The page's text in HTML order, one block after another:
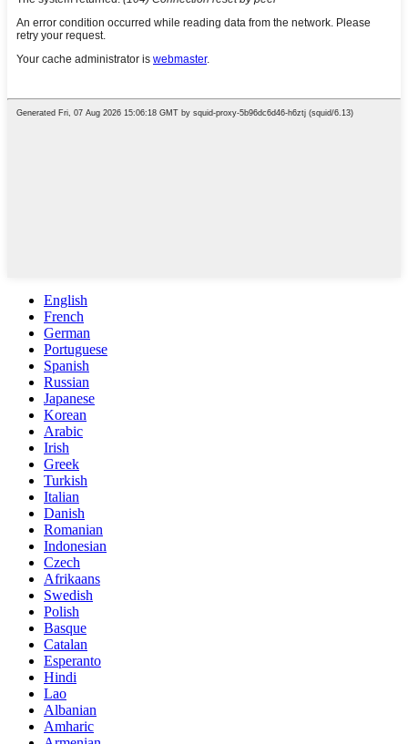
English
French
German
Portuguese
Spanish
Russian
Japanese
Korean
Arabic
Irish
Greek
Turkish
Italian
Danish
Romanian
Indonesian
Czech
Afrikaans
Swedish
Polish
Basque
Catalan
Esperanto
Hindi
Lao
Albanian
Amharic